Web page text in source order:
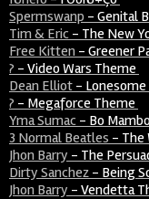
Spermswanp - Genital
Tim & Eric - The New
Free Kitten - Greener
? - Video Wars Theme
Dean Elliot - Lonesome
? - Megaforce Theme
Yma Sumac - Bo
3 Normal Beatles - The
Jhon Barry - The
Dirty Sanchez - Being
Jhon Barry - Vendetta